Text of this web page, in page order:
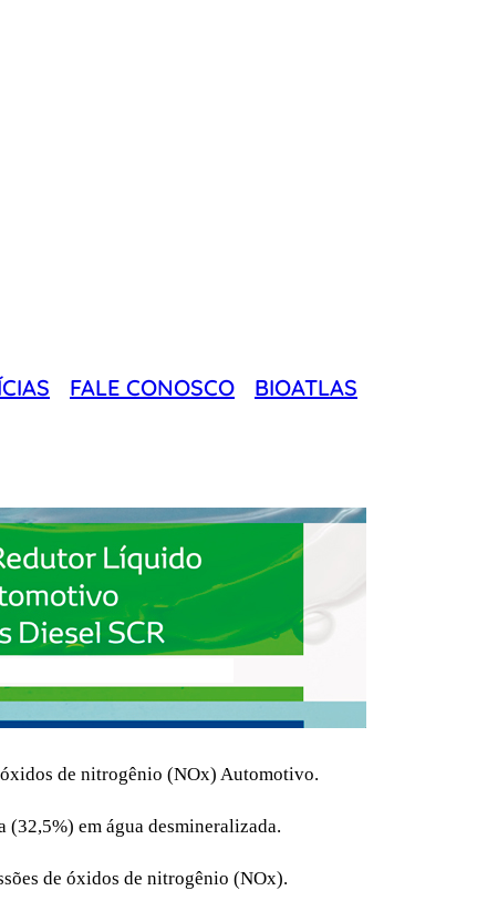
FALE CONOSCO BIOATLAS
de nitrogênio (NOx) Automotivo.
(32,5%) em água desmineralizada.
de óxidos de nitrogênio (NOx).